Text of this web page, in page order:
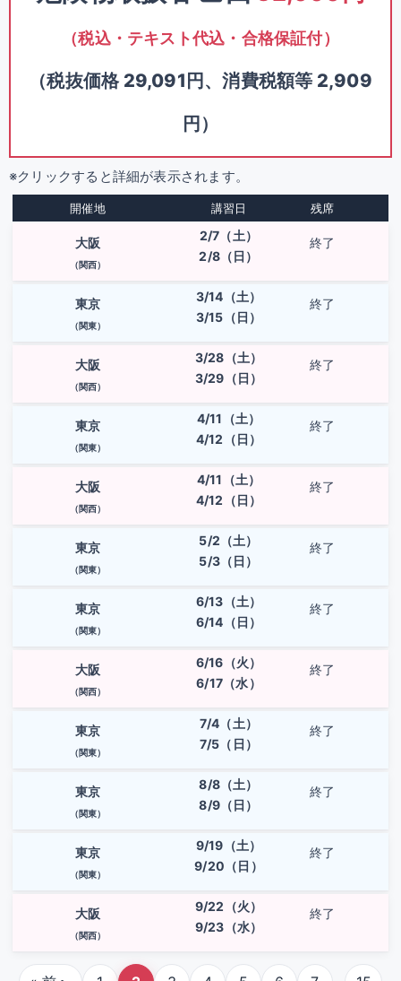
（税込・テキスト代込・合格保証付）
（税抜価格 29,091円、消費税額等 2,909
円）
※クリックすると詳細が表示されます。
開催地 講習日 残席
大阪
（関西）
2/7（土）
2/8（日）
終了
東京
（関東）
3/14（土）
3/15（日）
終了
大阪
（関西）
3/28（土）
3/29（日）
終了
東京
（関東）
4/11（土）
4/12（日）
終了
大阪
（関西）
4/11（土）
4/12（日）
終了
東京
（関東）
5/2（土）
5/3（日）
終了
東京
（関東）
6/13（土）
6/14（日）
終了
大阪
（関西）
6/16（火）
6/17（水）
終了
東京
（関東）
7/4（土）
7/5（日）
終了
東京
（関東）
8/8（土）
8/9（日）
終了
東京
（関東）
9/19（土）
9/20（日）
終了
大阪
（関西）
9/22（火）
9/23（水）
終了